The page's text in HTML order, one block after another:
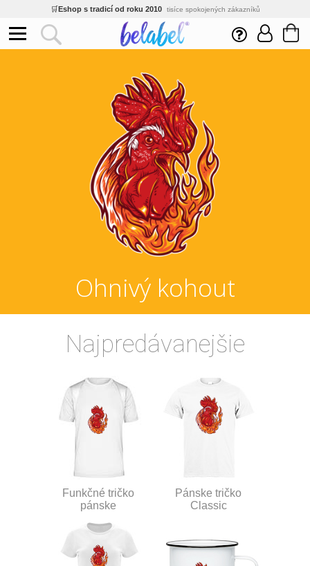
Ekologický a zdravotně nezávadný žádná čína, barvy s certifikáty
Inovativní výroba vlastní vývoj, nejnovější technologie
Rychlé dodání expedujeme do 24h
jsme přímý výrobce, žádný zprostředkovatel
Eshop s tradicí od roku 2010 tisíce spokojených zákazníků
Ohnivý kohout
Najpredávanejšie
Funkčné tričko
pánske
Pánske tričko
Classic